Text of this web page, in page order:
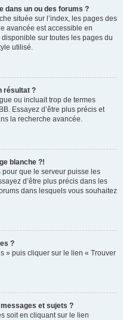
dans un ou des forums ?
située sur l’index, les pages des
avancée est accessible en
sur toutes les pages du
utilisé.
résultat ?
ou incluait trop de termes
Essayez d’être plus précis et
la recherche avancée.
blanche ?!
que le serveur puisse les
d’être plus précis dans les
dans lesquels vous souhaitez
?
» puis cliquer sur le lien « Trouver
et sujets ?
soit en cliquant sur le lien